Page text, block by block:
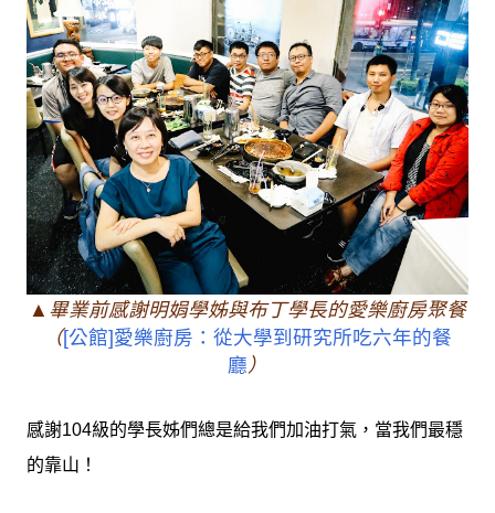
▲畢業前感謝明娟學姊與布丁學長的愛樂廚房聚餐
（[公館]愛樂廚房：從大學到研究所吃六年的餐
廳）
感謝104級的學長姊們總是給我們加油打氣，當我們最穩
的靠山！